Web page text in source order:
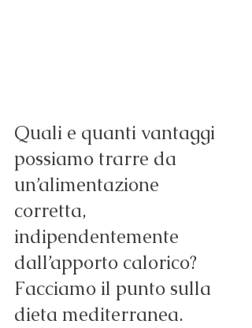
Quali e quanti vantaggi
possiamo trarre da
un’alimentazione
corretta,
indipendentemente
dall’apporto calorico?
Facciamo il punto sulla
dieta mediterranea.